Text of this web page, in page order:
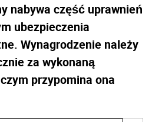
nabywa część uprawnień
ubezpieczenia
Wynagrodzenie należy
za wykonaną
przypomina ona